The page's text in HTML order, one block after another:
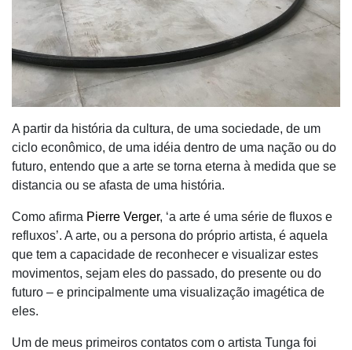
A partir da história da cultura, de uma sociedade, de um
ciclo econômico, de uma idéia dentro de uma nação ou do
futuro, entendo que a arte se torna eterna à medida que se
distancia ou se afasta de uma história.
Como afirma Pierre Verger, ‘a arte é uma série de fluxos e
refluxos’. A arte, ou a persona do próprio artista, é aquela
que tem a capacidade de reconhecer e visualizar estes
movimentos, sejam eles do passado, do presente ou do
futuro – e principalmente uma visualização imagética de
eles.
Um de meus primeiros contatos com o artista Tunga foi